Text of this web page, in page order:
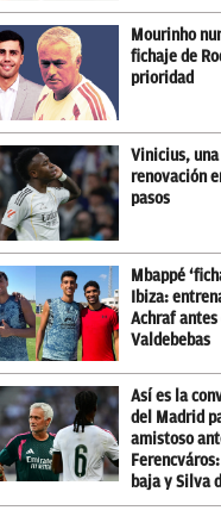
Mourinho
fichaje de
prioridad
Vinicius, una
renovación
pasos
Mbappé
Ibiza:
Achraf
Valdebebas
Así es la
del Madrid
amistoso
baja y Silva